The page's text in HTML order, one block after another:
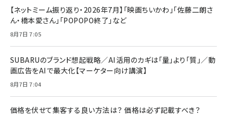
【ネットミーム振り返り・2026年7月】「映画ちいかわ」「佐藤二朗さ
ん・橋本愛さん」「POPOPO終了」など
8月7日 7:05
SUBARUのブランド想起戦略／AI活用のカギは「量」より「質」／動
画広告をAIで最大化【マーケター向け講演】
8月7日 7:04
価格を伏せて集客する良い方法は？ 価格は必ず記載すべき？